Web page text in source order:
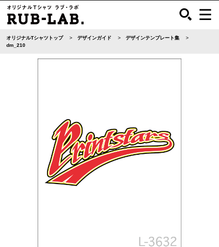
オリジナルTシャツトップ デザインガイド
デザインテンプレート集
dm_210